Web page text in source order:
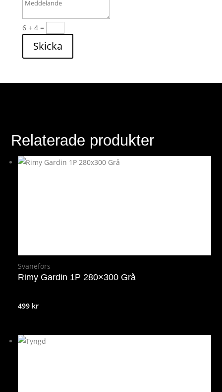
6 + 4=
Skicka
Relaterade produkter
Svanefors
Rimy Gardin 1P 280×300 Grå
499 kr